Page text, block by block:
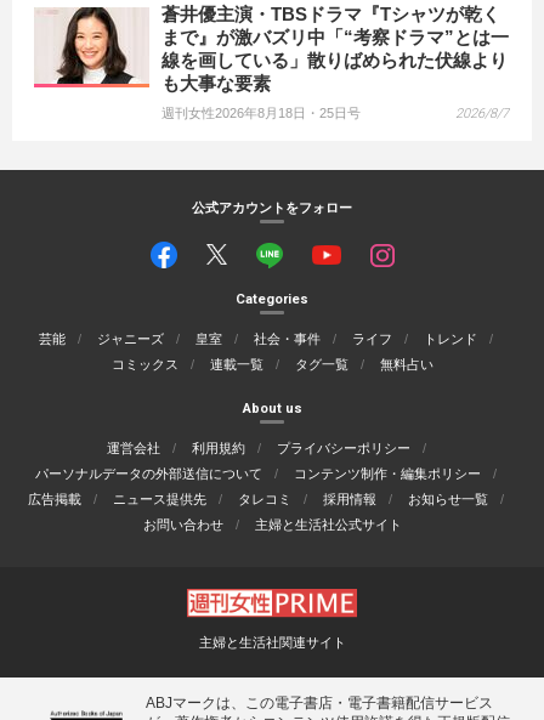
蒼井優主演・TBSドラマ『Tシャツが乾く
まで』が激バズリ中「“考察ドラマ”とは一
線を画している」散りばめられた伏線より
も大事な要素
週刊女性2026年8月18日・25日号 2026/8/7
公式アカウントをフォロー
Categories
芸能 ジャニーズ 皇室 社会・事件 ライフ
トレンド
コミックス
連載一覧 タグ一覧 無料占い
About us
運営会社 利用規約
プライバシーポリシー
パーソナルデータの外部送信について
コンテンツ制作・編集ポリシー
広告掲載
ニュース提供先 タレコミ 採用情報
お知らせ一覧
お問い合わせ
主婦と生活社公式サイト
主婦と生活社関連サイト
ABJマークは、この電子書店・電子書籍配信サービス